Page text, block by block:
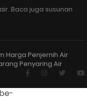
Baca juga susunan
Harga Penjernih Air
Penyaring Air